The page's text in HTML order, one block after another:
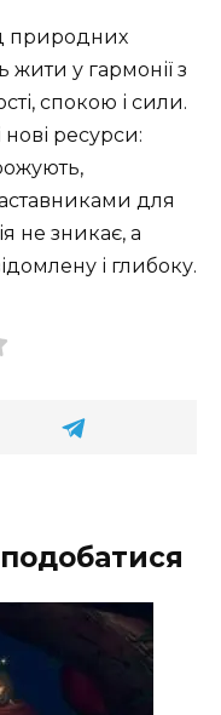
природних
у гармонії з
спокою і сили.
нові ресурси:
для
не зникає, а
і глибоку.